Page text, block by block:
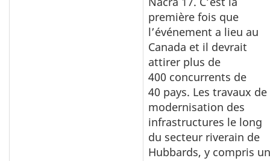
première fois que
l’événement a lieu au
Canada et il devrait
attirer plus de
400 concurrents de
40 pays. Les travaux de
modernisation des
infrastructures le long
du secteur riverain de
Hubbards, y compris un